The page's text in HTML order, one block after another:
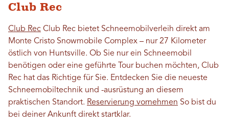
Club Rec
Club Rec Club Rec bietet Schneemobilverleih direkt am
Monte Cristo Snowmobile Complex – nur 27 Kilometer
östlich von Huntsville. Ob Sie nur ein Schneemobil
benötigen oder eine geführte Tour buchen möchten, Club
Rec hat das Richtige für Sie. Entdecken Sie die neueste
Schneemobiltechnik und -ausrüstung an diesem
praktischen Standort. Reservierung vornehmen So bist du
bei deiner Ankunft direkt startklar.